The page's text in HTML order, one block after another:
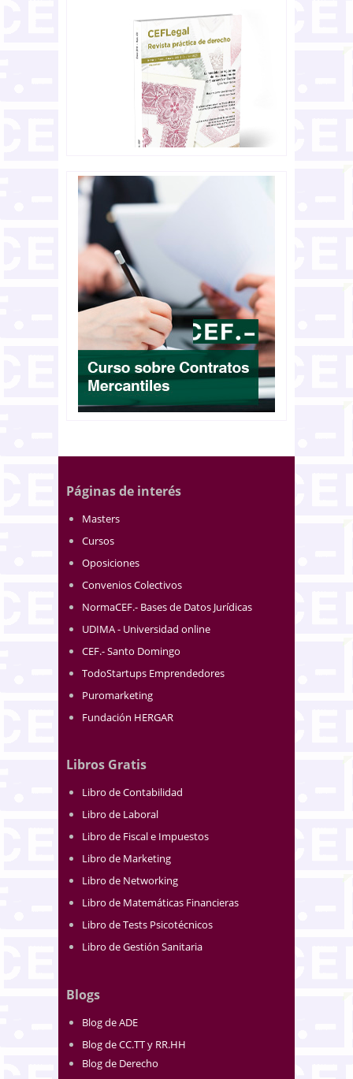
Páginas de interés
Masters
Cursos
Oposiciones
Convenios Colectivos
NormaCEF.- Bases de Datos Jurídicas
UDIMA - Universidad online
CEF.- Santo Domingo
TodoStartups Emprendedores
Puromarketing
Fundación HERGAR
Libros Gratis
Libro de Contabilidad
Libro de Laboral
Libro de Fiscal e Impuestos
Libro de Marketing
Libro de Networking
Libro de Matemáticas Financieras
Libro de Tests Psicotécnicos
Libro de Gestión Sanitaria
Blogs
Blog de ADE
Blog de CC.TT y RR.HH
Blog de Derecho